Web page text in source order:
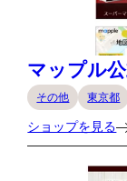
マップル
その他 東京都
ショップを見る